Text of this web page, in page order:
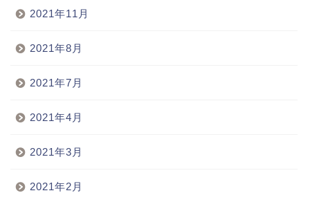
2021年11月
2021年8月
2021年7月
2021年4月
2021年3月
2021年2月